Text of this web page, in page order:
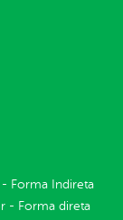
Forma Indireta
- Forma direta